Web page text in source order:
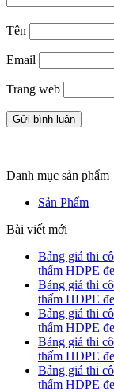
Tên
Email
Trang web
Danh mục sản phẩm
Sản Phẩm
Bài viết mới
Bảng giá thi
thấm HDPE
Bảng giá thi
thấm HDPE
Bảng giá thi
thấm HDPE
Bảng giá thi
thấm HDPE
Bảng giá thi
thấm HDPE